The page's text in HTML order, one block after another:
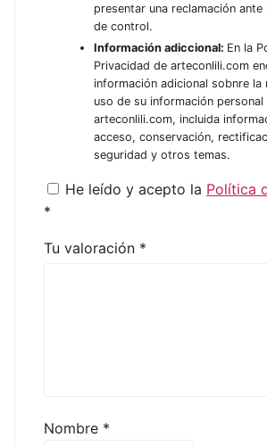
Tu valoración *
Nombre *
presentar una reclamación ante
de control.
Información adiccional: En la
Privacidad de arteconlili.com
información adicional sobnre la
uso de su información
arteconlili.com, incluida
acceso, conservación,
seguridad y otros temas.
He leído y acepto la Política
*